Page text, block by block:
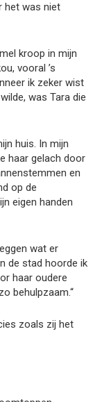
het was niet
kroop in mijn
vooral ’s
ik zeker wist
was Tara die
huis. In mijn
haar gelach door
en
op de
eigen handen
wat er
de stad hoorde ik
haar oudere
behulpzaam.“
zoals zij het